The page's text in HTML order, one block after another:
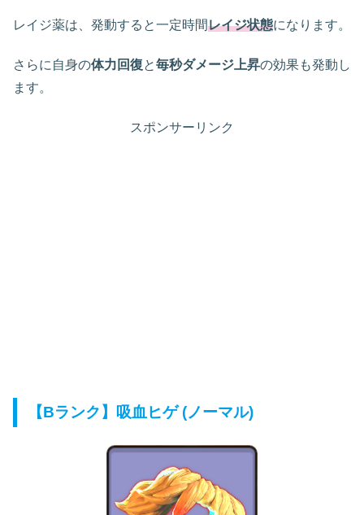
レイジ薬は、発動すると一定時間レイジ状態になります。
さらに自身の体力回復と毎秒ダメージ上昇の効果も発動し
ます。
スポンサーリンク
【Bランク】吸血ヒゲ (ノーマル)